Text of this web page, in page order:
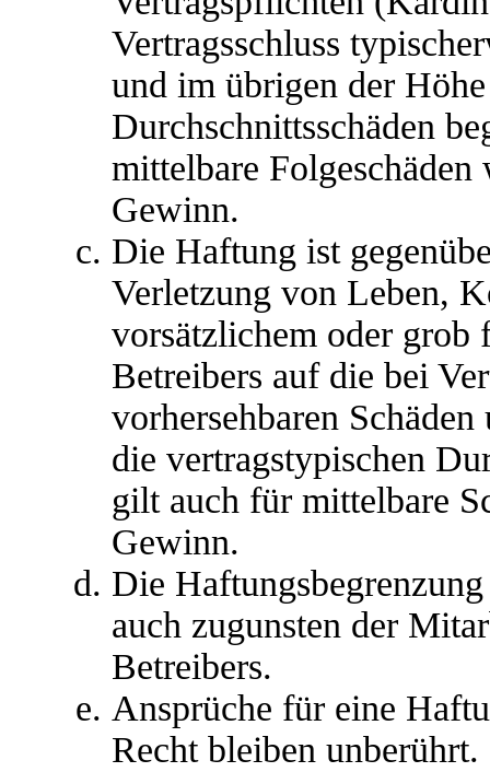
Vertragsschluss
und im übrigen der
Durchschnittsschäden
mittelbare Folgeschäden
Gewinn.
Die Haftung ist
Verletzung von Leben,
vorsätzlichem oder grob
Betreibers auf die bei
vorhersehbaren
die vertragstypischen
gilt auch für mittelbare
Gewinn.
Die
auch zugunsten der
Betreibers.
Ansprüche für eine
Recht bleiben unberührt.